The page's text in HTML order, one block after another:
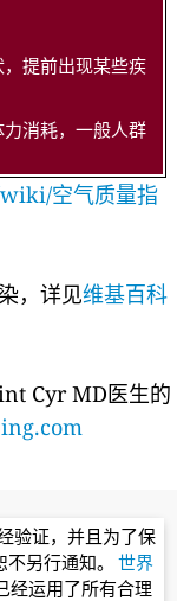
提前出现某些疾
消耗，一般人群
空气质量指
，详见维基百科
Cyr MD医生的
验证，并且为了保
另行通知。 世界
经运用了所有合理